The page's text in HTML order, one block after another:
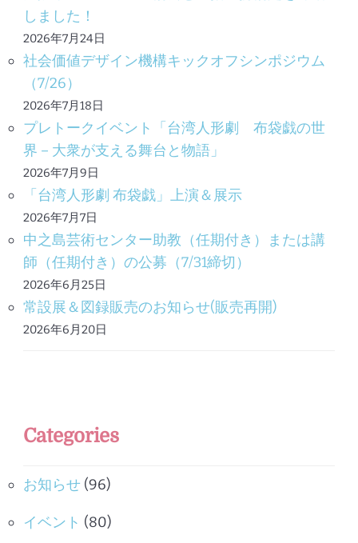
しました！
2026年7月24日
社会価値デザイン機構キックオフシンポジウム
（7/26）
2026年7月18日
プレトークイベント「台湾人形劇 布袋戯の世
界－大衆が支える舞台と物語」
2026年7月9日
「台湾人形劇 布袋戯」上演＆展示
2026年7月7日
中之島芸術センター助教（任期付き）または講
師（任期付き）の公募（7/31締切）
2026年6月25日
常設展＆図録販売のお知らせ(販売再開)
2026年6月20日
Categories
お知らせ (96)
イベント (80)